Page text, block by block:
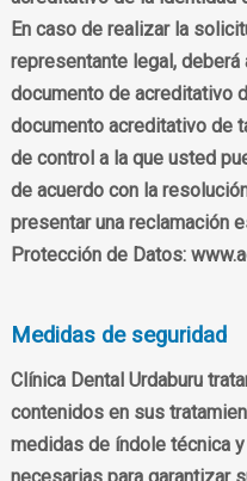
En caso de realizar la
representante legal, deberá
documento de acreditativo
documento acreditativo de
de control a la que usted
de acuerdo con la
presentar una reclamación
Protección de Datos:
Medidas de seguridad
Clínica Dental Urdaburu
contenidos en sus
medidas de índole técnica
necesarias para garantizar